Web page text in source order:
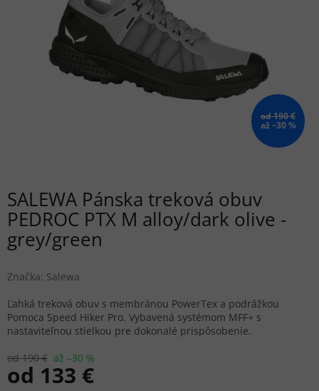
od 190 €
až –30 %
SALEWA Pánska treková obuv
PEDROC PTX M alloy/dark olive -
grey/green
Značka: Salewa
od 190 € až –30 %
od 133 €
Ľahká treková obuv s membránou PowerTex a podrážkou
Pomoca Speed Hiker Pro. Vybavená systémom MFF+ s
nastaviteľnou stielkou pre dokonalé prispôsobenie.